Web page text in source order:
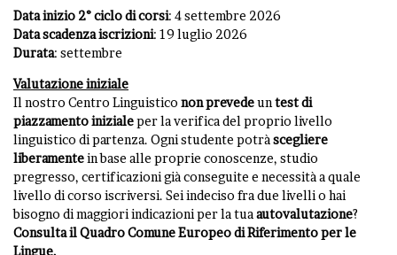
Data inizio 2° ciclo di corsi: 4 settembre 2026
Data scadenza iscrizioni: 19 luglio 2026
Durata: settembre
Valutazione iniziale
Il nostro Centro Linguistico nonprevedeuntest di
piazzamento inizialeper la verifica del proprio livello
linguistico di partenza. Ogni studente potràscegliere
liberamentein base alle proprie conoscenze, studio
pregresso, certificazioni già conseguite e necessità a quale
livello di corso iscriversi. Sei indeciso fra due livelli o hai
bisogno di maggiori indicazioni per la tuaautovalutazione?
Consulta il Quadro Comune Europeo di Riferimento per le
Lingue.